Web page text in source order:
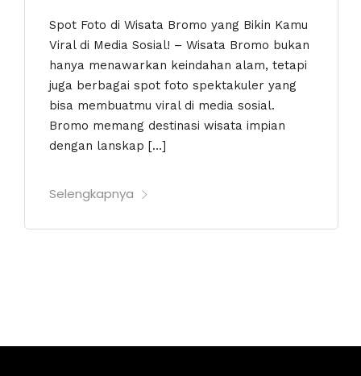
Spot Foto di Wisata Bromo yang Bikin Kamu
Viral di Media Sosial! – Wisata Bromo bukan
hanya menawarkan keindahan alam, tetapi
juga berbagai spot foto spektakuler yang
bisa membuatmu viral di media sosial.
Bromo memang destinasi wisata impian
dengan lanskap […]
Selengkapnya